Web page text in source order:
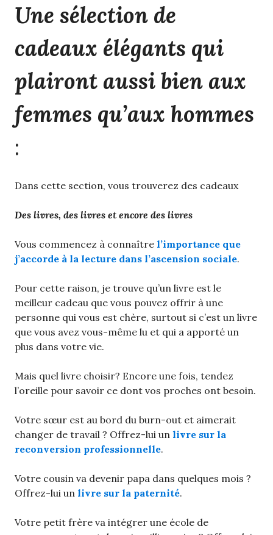
Une sélection de
cadeaux élégants qui
plairont aussi bien aux
femmes qu’aux hommes
:
Dans cette section, vous trouverez des cadeaux
Des livres, des livres et encore des livres
Vous commencez à connaître l’importance que
j’accorde à la lecture dans l’ascension sociale.
Pour cette raison, je trouve qu’un livre est le
meilleur cadeau que vous pouvez offrir à une
personne qui vous est chère, surtout si c’est un livre
que vous avez vous-même lu et qui a apporté un
plus dans votre vie.
Mais quel livre choisir? Encore une fois, tendez
l’oreille pour savoir ce dont vos proches ont besoin.
Votre sœur est au bord du burn-out et aimerait
changer de travail ? Offrez-lui un livre sur la
reconversion professionnelle.
Votre cousin va devenir papa dans quelques mois ?
Offrez-lui un livre sur la paternité.
Votre petit frère va intégrer une école de